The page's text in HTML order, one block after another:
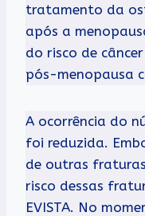
tratamento da
após a
do risco de
pós-menopausa
A ocorrência do
foi reduzida.
de outras
risco dessas
EVISTA. No